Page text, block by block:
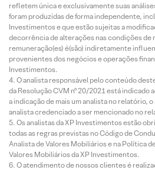
refletem única e exclusivamente suas
foram produzidas de forma independente,
Investimentos e que estão sujeitas a
decorrência de alterações nas condições de
remuneração(es) é(são) indiretamente
provenientes dos negócios e operações
Investimentos.
O analista responsável pelo conteúdo
da Resolução CVM nº 20/2021 está indicado
a indicação de mais um analista no relatório,
analista credenciado a ser mencionado no
Os analistas da XP Investimentos estão
todas as regras previstas no Código de
Analista de Valores Mobiliários e na Política
Valores Mobiliários da XP Investimentos.
O atendimento de nossos clientes é